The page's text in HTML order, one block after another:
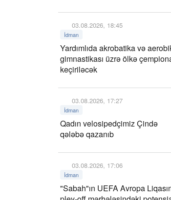
03.08.2026, 18:45
İdman
Yardımlıda akrobatika və
gimnastikası üzrə ölkə
keçiriləcək
03.08.2026, 17:27
İdman
Qadın velosipedçimiz Çində
qələbə qazanıb
03.08.2026, 17:06
İdman
"Sabah"ın UEFA Avropa